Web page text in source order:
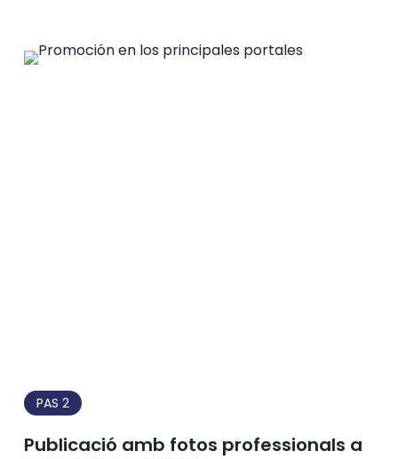
PAS 2
Publicació amb fotos professionals a